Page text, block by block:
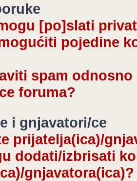
[po]slati
pojedine
spam
foruma?
i gnjavatori/ce
prijatelja(ica)/
dodati/izbrisati
gnjavatora(ica)?